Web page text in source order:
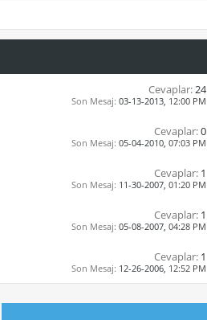
Cevaplar:24
Son Mesaj: 03-13-2013, 12:00 PM
Cevaplar:0
Son Mesaj: 05-04-2010, 07:03 PM
Cevaplar: 1
Son Mesaj: 11-30-2007, 01:20 PM
Cevaplar: 1
Son Mesaj: 05-08-2007, 04:28 PM
Cevaplar: 1
Son Mesaj: 12-26-2006, 12:52 PM